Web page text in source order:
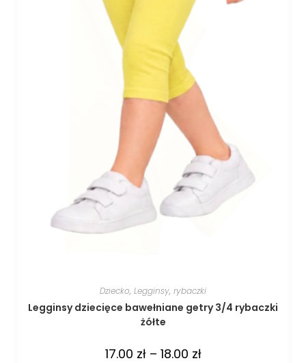
Dziecko, Legginsy, rybaczki
Legginsy dziecięce bawełniane getry 3/4 rybaczki
żółte
17.00 zł – 18.00 zł